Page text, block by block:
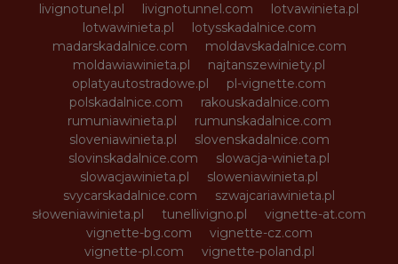
livignotunel.pl
livignotunnel.com
lotvawinieta.pl
lotwawinieta.pl
lotysskadalnice.com
madarskadalnice.com
moldavskadalnice.com
moldawiawinieta.pl
najtanszewiniety.pl
oplatyautostradowe.pl
pl-vignette.com
polskadalnice.com
rakouskadalnice.com
rumuniawinieta.pl
rumunskadalnice.com
sloveniawinieta.pl
slovenskadalnice.com
slovinskadalnice.com
slowacja-winieta.pl
slowacjawinieta.pl
sloweniawinieta.pl
svycarskadalnice.com
szwajcariawinieta.pl
słoweniawinieta.pl
tunellivigno.pl
vignette-at.com
vignette-bg.com
vignette-cz.com
vignette-pl.com
vignette-poland.pl